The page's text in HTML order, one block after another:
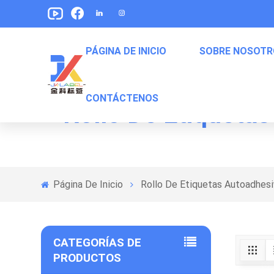
PÁGINA DE INICIO SOBRE
CONTÁCTENOS
Rollo De
Página De Inicio Rollo De Etiquetas
CATEGORÍAS DE
PRODUCTOS